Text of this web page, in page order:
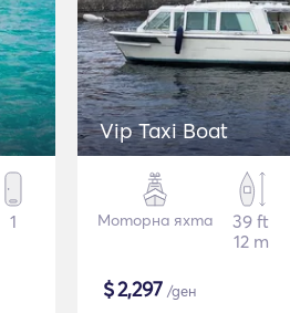
1
Vip Taxi Boat
Моторна яхта
39 ft
12 m
$2,297 /ден